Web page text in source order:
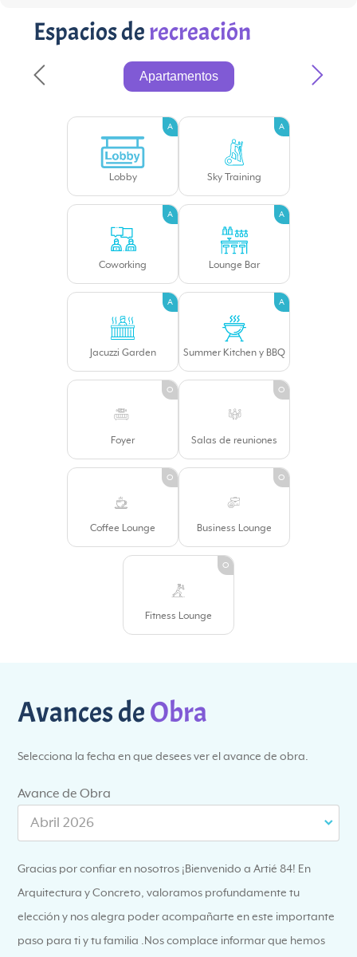
Espacios derecreación
Apartamentos
A
Lobby
A
Sky Training
A
Coworking
A
Lounge Bar
A
Jacuzzi Garden
A
Summer Kitchen y BBQ
O
Foyer
O
Salas de reuniones
O
Coffee Lounge
O
Business Lounge
O
Fitness Lounge
Avances deObra
Selecciona la fecha en que desees ver el avance de obra.
Avance de Obra
Abril 2026
Gracias por confiar en nosotros ¡Bienvenido a Artié 84! En
Arquitectura y Concreto, valoramos profundamente tu
elección y nos alegra poder acompañarte en este importante
paso para ti y tu familia .Nos complace informar que hemos